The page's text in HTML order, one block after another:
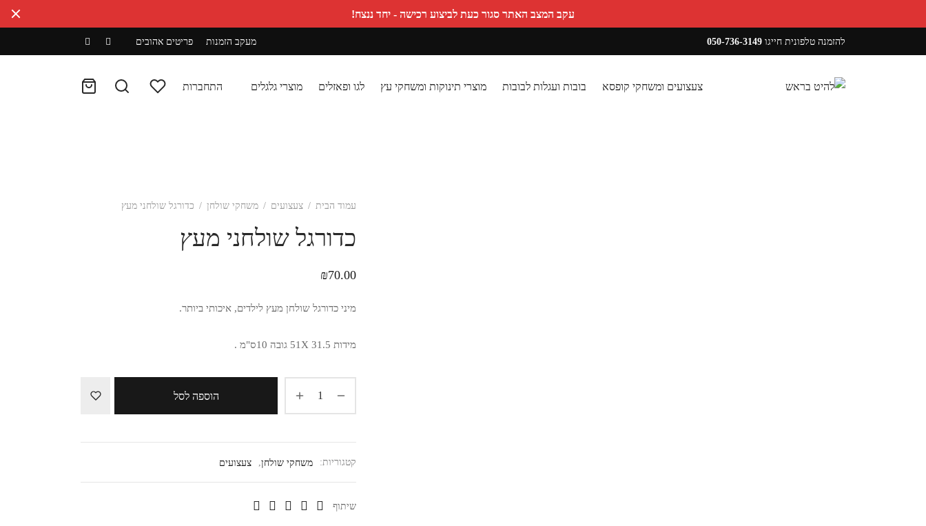
עקב המצב האתר סגור כעת לביצוע רכישה - יחד ננצח!
להזמנה טלפונית חייגו 050-736-3149 מעקב הזמנות פריטים אהובים
צעצועים ומשחקי קופסא בובות ועגלות לבובות מוצרי תינוקות ומשחקי עץ לגו ופאזלים מוצרי גלגלים התחברות
עמוד הבית / צעצועים / משחקי שולחן / כדורגל שולחני מעץ
כדורגל שולחני מעץ
₪70.00
מיני כדורגל שולחן מעץ לילדים, איכותי ביותר.
מידות 51X 31.5 גובה 10ס"מ .
הוספה לסל
קטגוריות: משחקי שולחן, צעצועים
שיתוף